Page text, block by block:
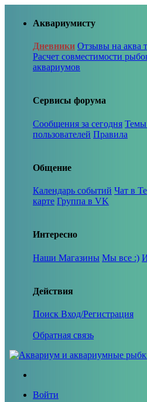
Аквариумисту
Дневники Отзывы на аква
Расчет совместимости
аквариумов
Сервисы форума
Сообщения за сегодня Темы
пользователей Правила
Общение
Календарь событий Чат в
карте Группа в VK
Интересно
Наши Магазины Мы все :)
Действия
Поиск Вход/Регистрация
Обратная связь
Войти